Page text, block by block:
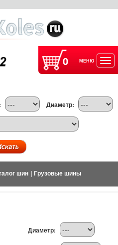
0 МЕНЮ
Диаметр:
шин Грузовые шины
Диаметр: